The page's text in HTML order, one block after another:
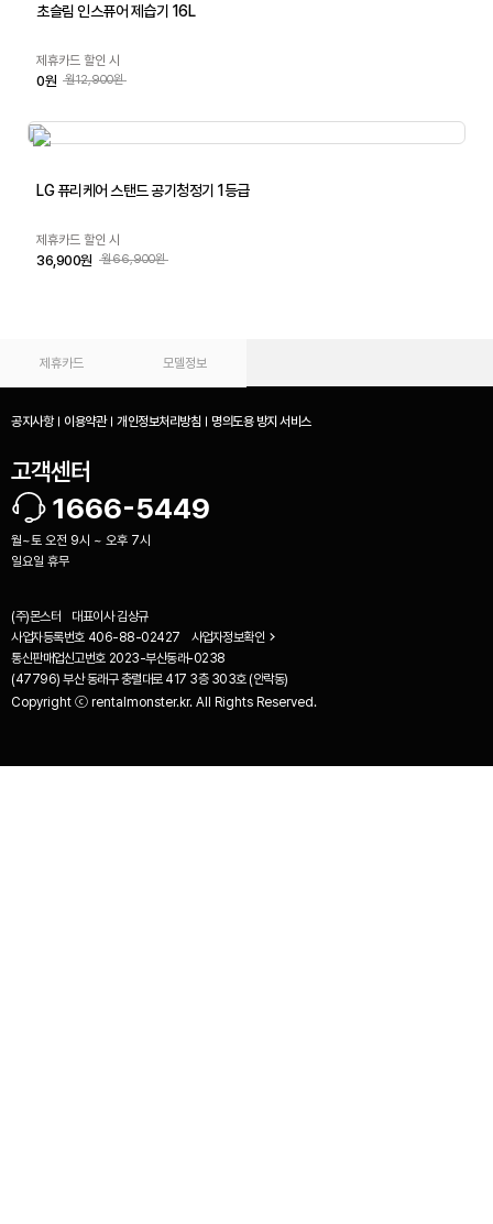
초슬림 인스퓨어 제습기 16L
제휴카드 할인 시
0원 월12,900원
LG 퓨리케어 스탠드 공기청정기 1등급
제휴카드 할인 시
36,900원 월66,900원
제휴카드 모델정보
공지사항 이용약관 개인정보처리방침 명의도용 방지 서비스
고객센터
1666-5449
월~토 오전 9시 ~ 오후 7시
일요일 휴무
(주)몬스터 대표이사 김상규
사업자등록번호 406-88-02427
사업자정보확인
통신판매업신고번호 2023-부산동래-0238
(47796) 부산 동래구 충렬대로 417 3층 303호 (안락동)
Copyright ⓒ rentalmonster.kr. All Rights Reserved.